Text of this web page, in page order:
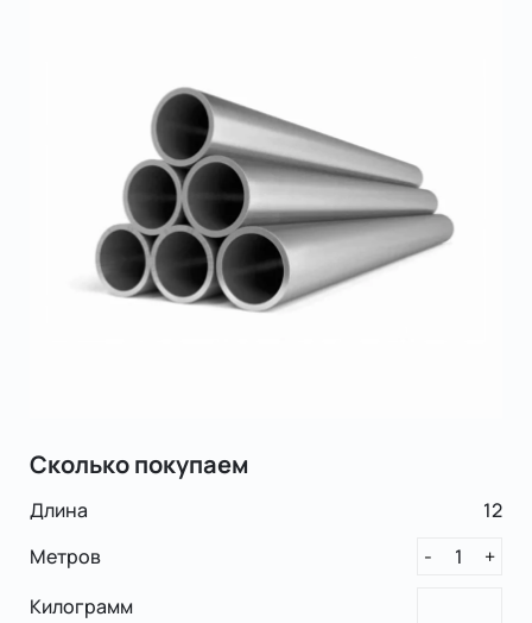
Сколько покупаем
Длина
12
Метров
- 1
+
Килограмм